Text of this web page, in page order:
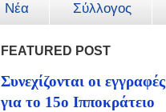
Νέα Σύλλογος
FEATURED POST
Συνεχίζονται οι εγγραφές
για το 15ο Ιπποκράτειο